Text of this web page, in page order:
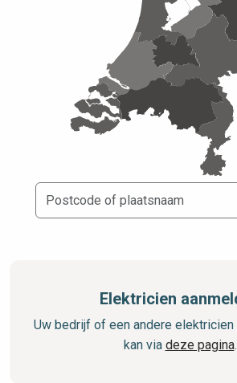
Elektricien
Uw bedrijf of een andere elektricien
kan via deze pagina.